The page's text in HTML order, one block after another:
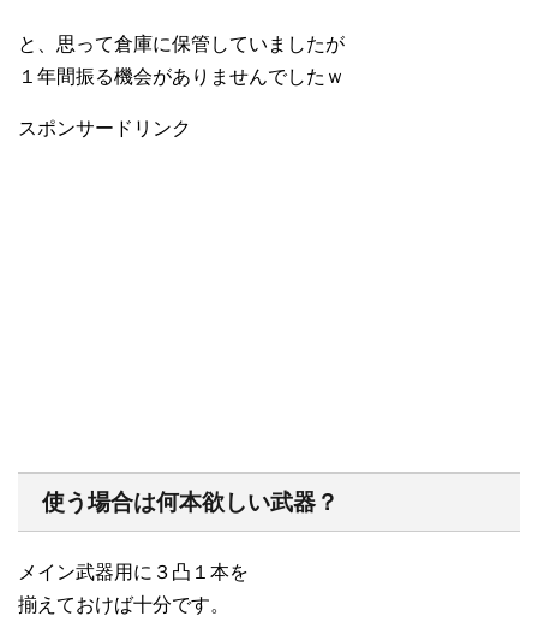
と、思って倉庫に保管していましたが
１年間振る機会がありませんでしたｗ
スポンサードリンク
使う場合は何本欲しい武器？
メイン武器用に３凸１本を
揃えておけば十分です。